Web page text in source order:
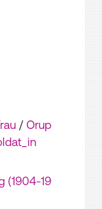
/ Orup
(1904-19